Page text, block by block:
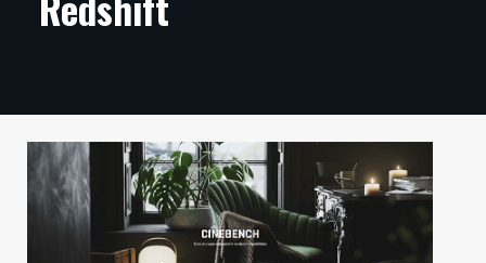
ARTIKKELIT
TECHBBS
TIETOA
HINTA.FI